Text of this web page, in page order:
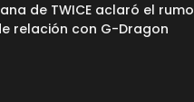
de TWICE aclaró el
relación con G-Dragon